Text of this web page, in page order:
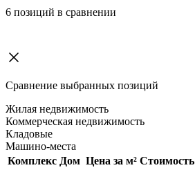
6 позиций в сравнении
Сравнение выбранных позиций
Жилая недвижимость
Коммерческая недвижимость
Кладовые
Машино-места
Комплекс Дом Цена за м² Стоимость